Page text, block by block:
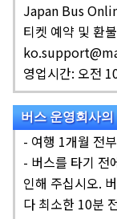
Japan Bus
티켓 예약 및 환
영업시간: 오전
버스 운영회사
- 여행 1개월 전
- 버스를 타기
인해 주십시오.
다 최소한 10분